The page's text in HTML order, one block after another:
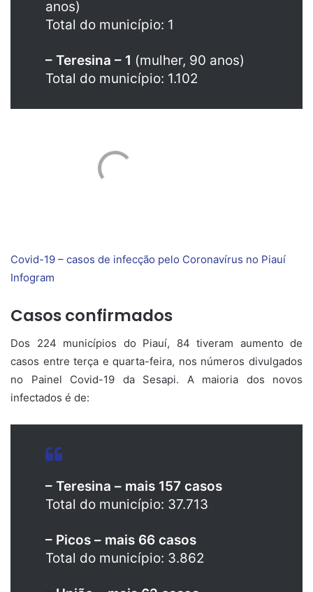
anos)
Total do município: 1
– Teresina – 1 (mulher, 90 anos)
Total do município: 1.102
Covid-19 – casos de infecção pelo Coronavírus no Piauí
Infogram
Casos confirmados
Dos 224 municípios do Piauí, 84 tiveram aumento de
casos entre terça e quarta-feira, nos números divulgados
no Painel Covid-19 da Sesapi. A maioria dos novos
infectados é de:
– Teresina – mais 157 casos
Total do município: 37.713
– Picos – mais 66 casos
Total do município: 3.862